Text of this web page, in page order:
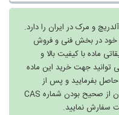
و مرک در ایران را دارد.
خود در بخش فنی و فروش
ماده با کیفیت بالا و
جهت خرید این ماده
بفرمایید و پس از
دریافت پیش فاکتور و اطمینان حاصل کردن از صحیح بودن شماره CAS
سفارش نمایید.